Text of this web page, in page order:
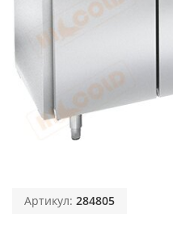
Артикул: 284805